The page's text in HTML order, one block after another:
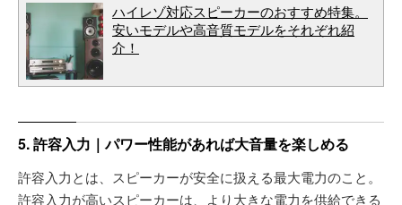
ハイレゾ対応スピーカーのおすすめ特集。
安いモデルや高音質モデルをそれぞれ紹
介！
5. 許容入力｜パワー性能があれば大音量を楽しめる
許容入力とは、スピーカーが安全に扱える最大電力のこと。
許容入力が高いスピーカーは、より大きな電力を供給できる